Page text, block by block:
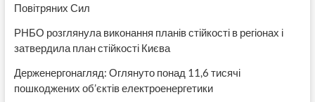
Повітряних Сил
РНБО розглянула виконання планів стійкості в регіонах і
затвердила план стійкості Києва
Держенергонагляд: Оглянуто понад 11,6 тисячі
пошкоджених об’єктів електроенергетики